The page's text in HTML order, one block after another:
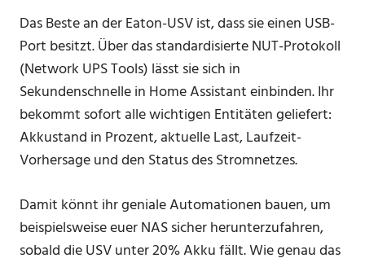
Das Beste an der Eaton-USV ist, dass sie einen USB-
Port besitzt. Über das standardisierte NUT-Protokoll
(Network UPS Tools) lässt sie sich in
Sekundenschnelle in Home Assistant einbinden. Ihr
bekommt sofort alle wichtigen Entitäten geliefert:
Akkustand in Prozent, aktuelle Last, Laufzeit-
Vorhersage und den Status des Stromnetzes.
Damit könnt ihr geniale Automationen bauen, um
beispielsweise euer NAS sicher herunterzufahren,
sobald die USV unter 20% Akku fällt. Wie genau das